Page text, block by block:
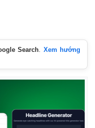
giá
khoán
Search. Xem hướng